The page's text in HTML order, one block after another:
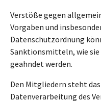
Verstöße gegen
Vorgaben und
Datenschutzordnung
Sanktionsmitteln, wie sie
geahndet werden.
Den Mitgliedern steht
Datenverarbeitung des